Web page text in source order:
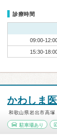
診療時間
09:00-
15:30-
かわしま
和歌山県岩出市高塚
駐車場あり